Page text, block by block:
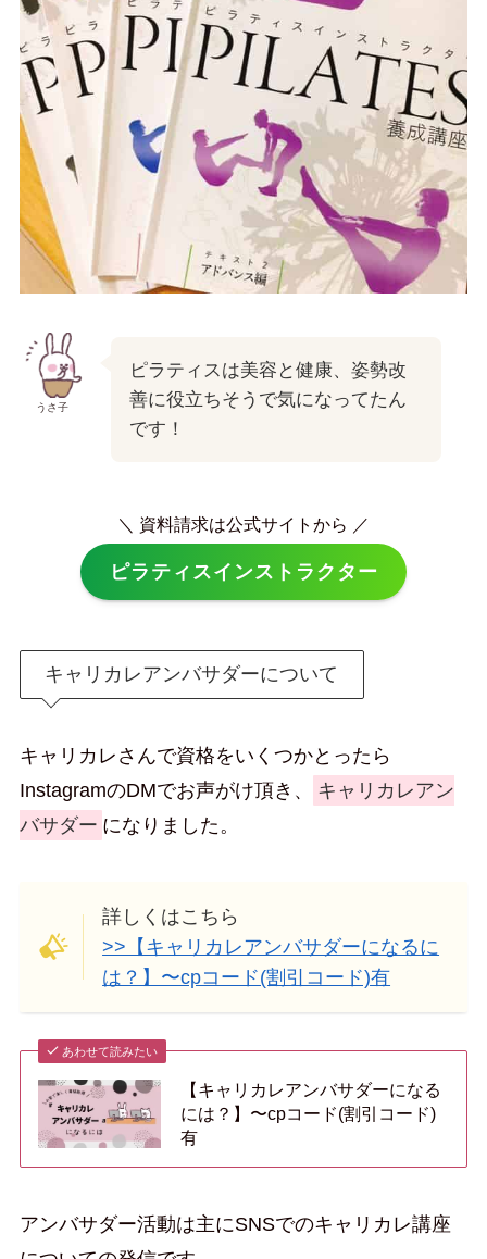
うさ子
ピラティスは美容と健康、姿勢改
善に役立ちそうで気になってたん
です！
＼ 資料請求は公式サイトから ／
ピラティスインストラクター
キャリカレアンバサダーについて
キャリカレさんで資格をいくつかとったら
InstagramのDMでお声がけ頂き、
キャリカレアン
バサダー になりました。
詳しくはこちら
>>【キャリカレアンバサダーになるに
は？】〜cpコード(割引コード)有
あわせて読みたい
【キャリカレアンバサダーになる
には？】〜cpコード(割引コード)
有
アンバサダー活動は主にSNSでのキャリカレ講座